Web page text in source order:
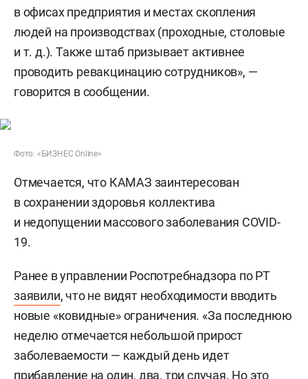
в офисах предприятия и местах скопления
людей на производствах (проходные, столовые
и т. д.). Также штаб призывает активнее
проводить ревакцинацию сотрудников», —
говорится в сообщении.
Фото: «БИЗНЕС Online»
Отмечается, что КАМАЗ заинтересован
в сохранении здоровья коллектива
и недопущении массового заболевания COVID-
19.
Ранее в управлении Роспотребнадзора по РТ
заявили, что не видят необходимости вводить
новые «ковидные» ограничения. «За последнюю
неделю отмечается небольшой прирост
заболеваемости — каждый день идет
прибавление на один, два, три случая. Но это